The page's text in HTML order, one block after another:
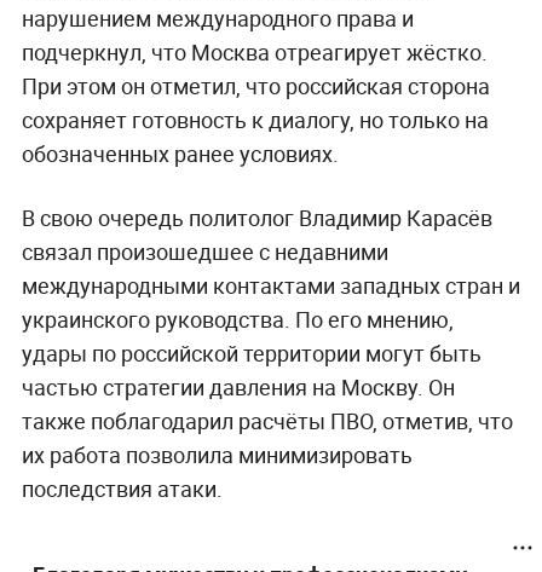
нарушением международного права и
подчеркнул, что Москва отреагирует жёстко.
При этом он отметил, что российская сторона
сохраняет готовность к диалогу, но только на
обозначенных ранее условиях.
В свою очередь политолог Владимир Карасёв
связал произошедшее с недавними
международными контактами западных стран и
украинского руководства. По его мнению,
удары по российской территории могут быть
частью стратегии давления на Москву. Он
также поблагодарил расчёты ПВО, отметив, что
их работа позволила минимизировать
последствия атаки.